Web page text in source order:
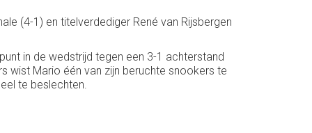
(4-1) en titelverdediger René van Rijsbergen
in de wedstrijd tegen een 3-1 achterstand
wist Mario één van zijn beruchte snookers te
te beslechten.